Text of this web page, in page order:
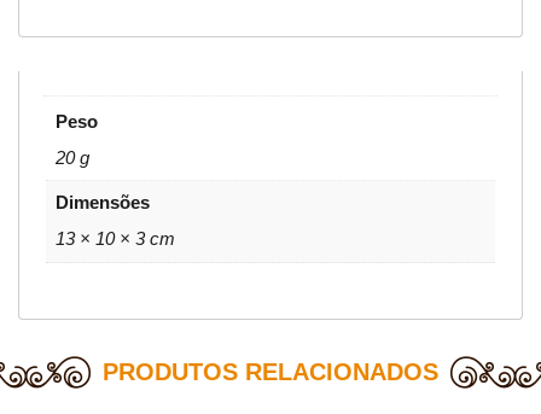
Peso
20 g
Dimensões
13 × 10 × 3 cm
PRODUTOS RELACIONADOS